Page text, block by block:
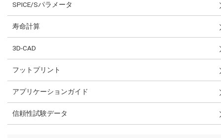
SPICE/Sパラメータ
寿命計算
3D-CAD
フットプリント
アプリケーションガイド
信頼性試験データ